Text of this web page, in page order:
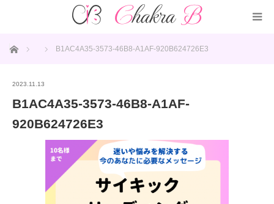
ホーム B1AC4A35-3573-46B8-A1AF-920B624726E3
2023.11.13
B1AC4A35-3573-46B8-A1AF-
920B624726E3